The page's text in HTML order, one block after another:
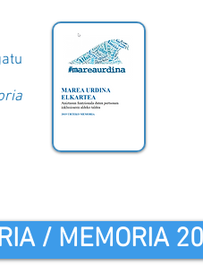
/ MEMORIA